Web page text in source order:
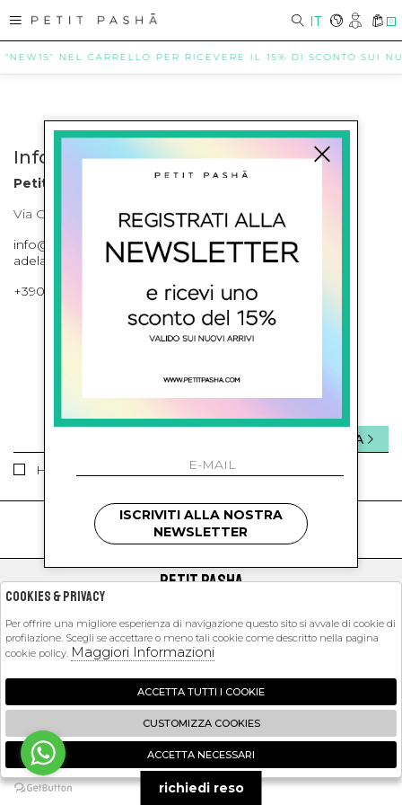
IT 0
NEL CARRELLO PER RICEVERE IL 15% DI SCONTO SUI
Info contatti
Petit Pasha
Via Cilea, 255 Napoli Corso Umberto I 301 Napoli
info@petitpasha.com, petitpasha@hotmail.it,
adelaide.petitpasha@hotmail.com
+39081643421 , +390812351280
ISCRIVITI ALLA NEWSLETTER
Ho letto ed accettato le condizioni sulla privacy.
INVIA
kids
PETIT PASHA
EXTRA
2026 Petit Pasha - P.iva : 09423341214 Powered by
Zucchetti
🍪
ISCRIVITI ALLA NOSTRA
NEWSLETTER
richiedi reso
Cookies & Privacy
Per offrire una migliore esperienza di navigazione questo sito si avvale di cookie di
profilazione. Scegli se accettare o meno tali cookie come descritto nella pagina
cookie policy. Maggiori Informazioni
ACCETTA TUTTI I COOKIE
CUSTOMIZZA COOKIES
ACCETTA NECESSARI